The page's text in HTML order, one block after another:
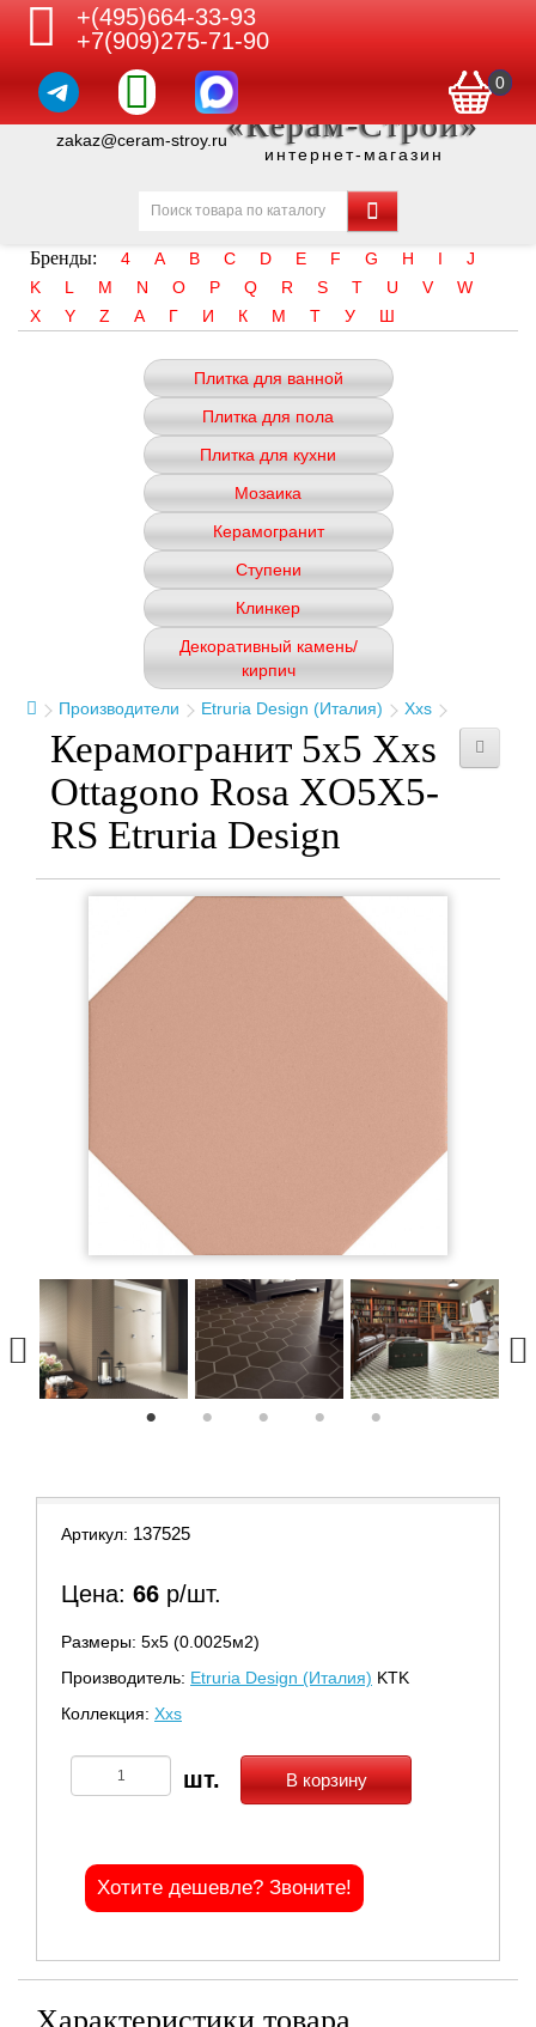
+(495)664-33-93
+7(909)275-71-90
0
zakaz@ceram-stroy.ru«Керам-Строй»
интернет-магазин
Бренды: 4 A B C D E F G H I
J
K
L M N O P Q R S T U V
W
X
Y Z А Г И К М Т У Ш
Плитка для ванной
Плитка для пола
Плитка для кухни
Мозаика
Керамогранит
Ступени
Клинкер
Декоративный камень/
кирпич
Производители
Etruria Design (Италия) Xxs
Керамогранит 5x5 Xxs
Ottagono Rosa XO5X5-
RS Etruria Design
Артикул: 137525
Цена: 66 р/шт.
Размеры: 5х5 (0.0025м2)
Производитель: Etruria Design (Италия) KTK
Коллекция: Xxs
В корзину
Хотите дешевле? Звоните!